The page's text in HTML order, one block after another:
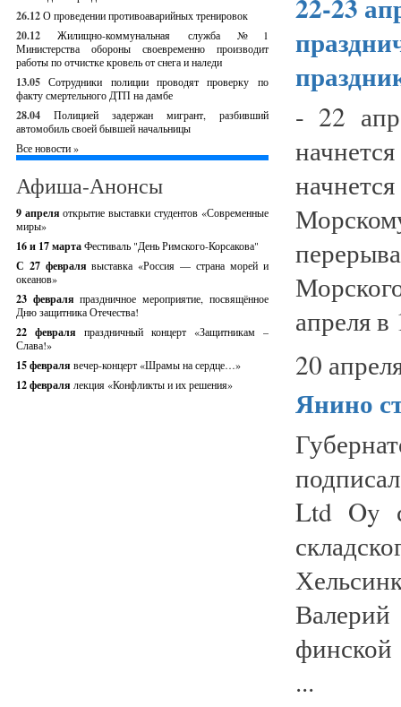
26.12О проведении противоаварийных тренировок
20.12
Жилищно-коммунальная служба №1
Министерства обороны своевременно производит
работы по отчистке кровель от снега и наледи
13.05 Сотрудники полиции проводят проверку по
факту смертельного ДТП на дамбе
28.04
Полицией задержан мигрант, разбивший
автомобиль своей бывшей начальницы
Все новости »
Афиша-Анонсы
9 апреляоткрытие выставки студентов «Современные
миры»
16 и 17 мартаФестиваль "День Римского-Корсакова"
С 27 февралявыставка «Россия — страна морей и
океанов»
23 февраляпраздничное мероприятие, посвящённое
Дню защитника Отечества!
22 февраля праздничный концерт «Защитникам –
Слава!»
15 февраля вечер-концерт «Шрамы на сердце…»
12 февраля лекция «Конфликты и их решения»
- 22
апреля
20
Янино
Ltd Oy
...